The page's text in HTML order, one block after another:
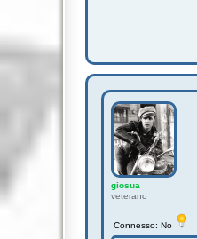
giosua
veterano
Connesso: No